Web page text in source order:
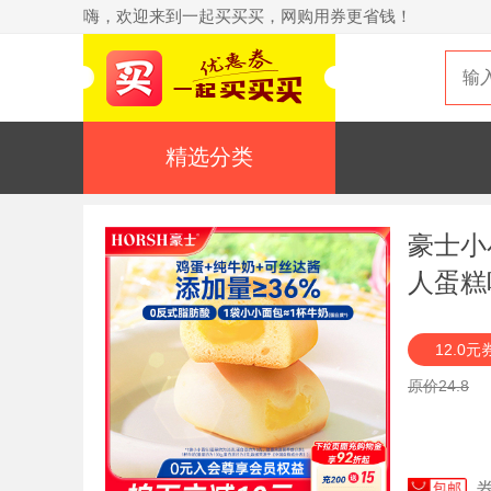
嗨，欢迎来到一起买买买，网购用券更省钱！
精选分类
豪士
人蛋
12.0元
原价24.8